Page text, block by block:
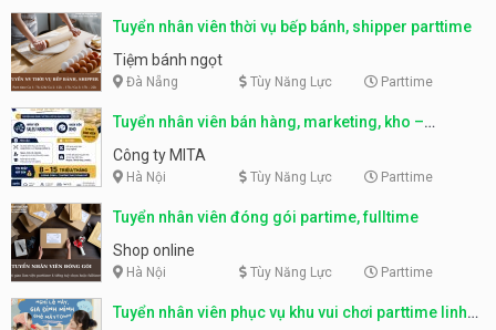
Tuyển nhân viên thời vụ bếp bánh, shipper parttime
Tiệm bánh ngọt
Đà Nẵng Tùy Năng Lực Parttime
Tuyển nhân viên bán hàng, marketing, kho –
parttime, fulltime
Công ty MITA
Hà Nội Tùy Năng Lực Parttime
Tuyển nhân viên đóng gói partime, fulltime
Shop online
Hà Nội Tùy Năng Lực Parttime
Tuyển nhân viên phục vụ khu vui chơi parttime linh